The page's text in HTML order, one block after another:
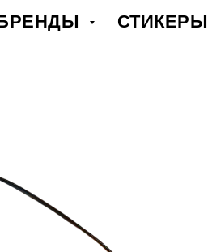
СТИКЕРЫ